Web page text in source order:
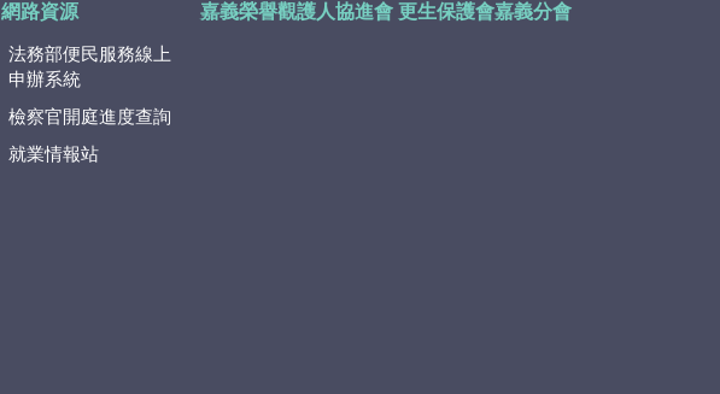
網路資源
法務部便民服務線上
申辦系統
檢察官開庭進度查詢
就業情報站
嘉義榮譽觀護人協進會 更生保護會嘉義分會